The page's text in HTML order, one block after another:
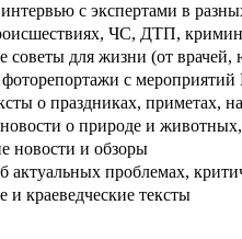
с экспертами в
ЧС, ДТП,
советы для жизни (от врачей,
с мероприятий
о праздниках, приметах,
о природе и животных,
новости и обзоры
актуальных проблемах,
и краеведческие тексты